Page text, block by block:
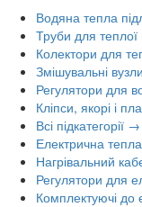
Водяна тепла
Труби для теплої
Колектори для
Змішувальні
Регулятори для
Кліпси, якорі і
Всі підкатегорії →
Електрична
Нагрівальний
Регулятори для
Комплектуючі до